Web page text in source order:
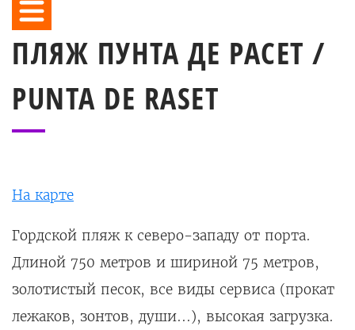
ПЛЯЖ ПУНТА ДЕ РАСЕТ /
PUNTA DE RASET
На карте
Гордской пляж к северо-западу от порта.
Длиной 750 метров и шириной 75 метров,
золотистый песок, все виды сервиса (прокат
лежаков, зонтов, души...), высокая загрузка.